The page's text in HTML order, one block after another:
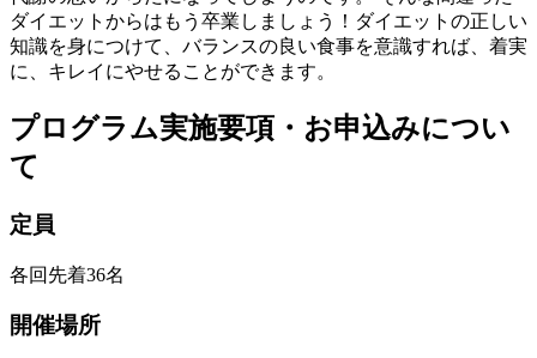
ダイエットからはもう卒業しましょう！ダイエットの正しい
知識を身につけて、バランスの良い食事を意識すれば、着実
に、キレイにやせることができます。
プログラム実施要項・お申込みについ
て
定員
各回先着36名
開催場所